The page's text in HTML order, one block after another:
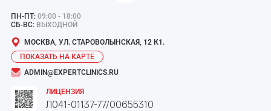
ПН-ПТ: 09:00 - 18:00
СБ-ВС: ВЫХОДНОЙ
МОСКВА, УЛ. СТАРОВОЛЫНСКАЯ, 12 К1.
ПОКАЗАТЬ НА КАРТЕ
ADMIN@EXPERTCLINICS.RU
ЛИЦЕНЗИЯ
Л041-01137-77/00655310